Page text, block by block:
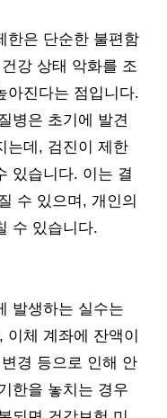
한은 단순한 불편함
강 상태 악화를 조
아진다는 점입니다.
병은 초기에 발견
는데, 검진이 제한
있습니다. 이는 결
수 있으며, 개인의
수 있습니다.
발생하는 실수는
체 계좌에 잔액이
경 등으로 인해 안
한을 놓치는 경우